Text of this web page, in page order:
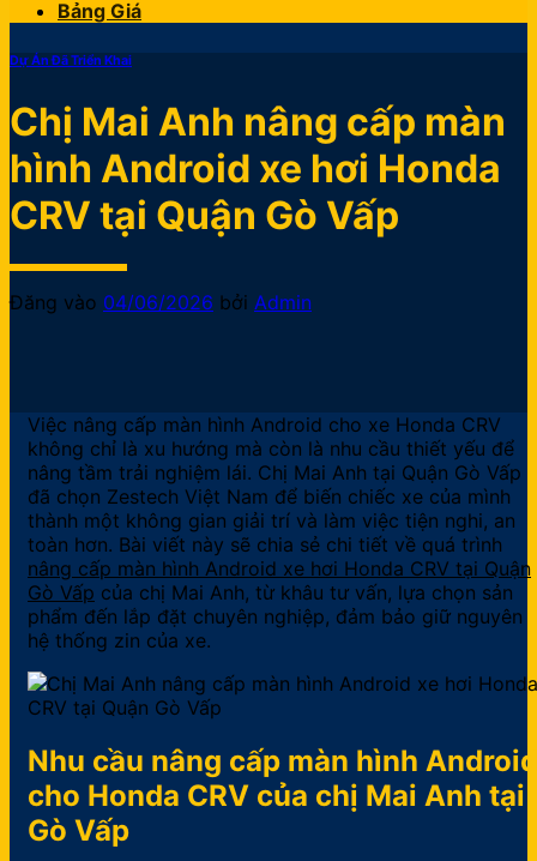
Bảng Giá
Dự Án Đã Triển Khai
Chị Mai Anh nâng cấp màn
hình Android xe hơi Honda
CRV tại Quận Gò Vấp
Đăng vào 04/06/2026 bởi Admin
Việc nâng cấp màn hình Android cho xe Honda CRV
không chỉ là xu hướng mà còn là nhu cầu thiết yếu để
nâng tầm trải nghiệm lái. Chị Mai Anh tại Quận Gò Vấp
đã chọn Zestech Việt Nam để biến chiếc xe của mình
thành một không gian giải trí và làm việc tiện nghi, an
toàn hơn. Bài viết này sẽ chia sẻ chi tiết về quá trình
nâng cấp màn hình Android xe hơi Honda CRV tại Quận
Gò Vấp của chị Mai Anh, từ khâu tư vấn, lựa chọn sản
phẩm đến lắp đặt chuyên nghiệp, đảm bảo giữ nguyên
hệ thống zin của xe.
Nhu cầu nâng cấp màn hình Android
cho Honda CRV của chị Mai Anh tại
Gò Vấp